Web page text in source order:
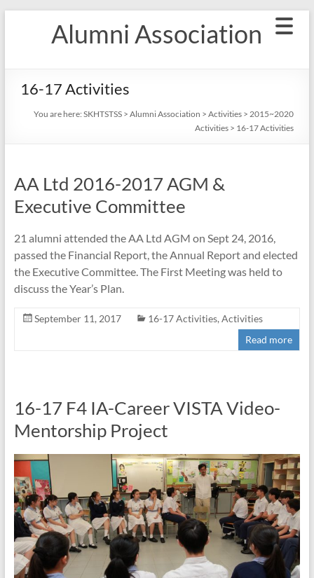
Alumni Association
16-17 Activities
You are here: SKHTSTSS> Alumni Association > Activities> 2015~2020
Activities> 16-17 Activities
AA Ltd 2016-2017 AGM &
Executive Committee
21 alumni attended the AA Ltd AGM on Sept 24, 2016,
passed the Financial Report, the Annual Report and elected
the Executive Committee. The First Meeting was held to
discuss the Year’s Plan.
September 11, 2017 16-17 Activities, Activities
Read more
16-17 F4 IA-Career VISTA Video-
Mentorship Project